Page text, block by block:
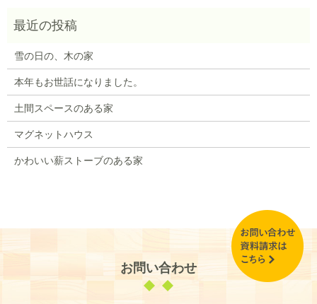
雪の日の、木の家
本年もお世話になりました。
土間スペースのある家
マグネットハウス
かわいい薪ストーブのある家
お問い合わせ